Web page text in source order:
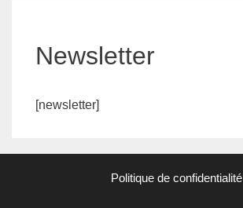
Newsletter
[newsletter]
Politique de confidentialité